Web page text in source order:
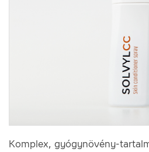
Komplex, gyógynövény-